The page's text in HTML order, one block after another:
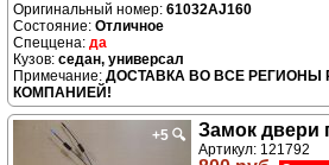
61032AJ160
Отличное
да
седан, универсал
ДОСТАВКА ВО ВСЕ РЕГИОНЫ
КОМПАНИЕЙ!
+5 🔍 Замок двери
Артикул: 121792